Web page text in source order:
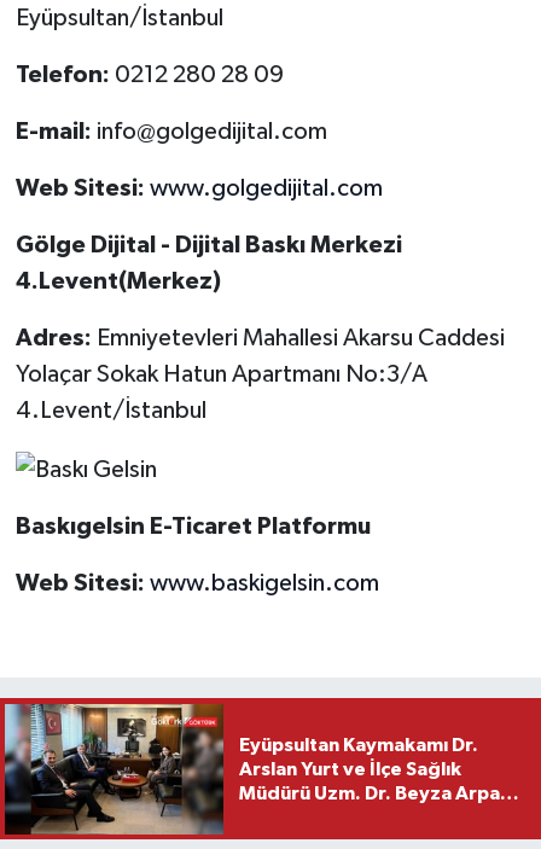
Eyüpsultan/İstanbul
Telefon: 0212 280 28 09
E-mail: info@golgedijital.com
Web Sitesi: www.golgedijital.com
Gölge Dijital - Dijital Baskı Merkezi
4.Levent(Merkez)
Adres: Emniyetevleri Mahallesi Akarsu Caddesi
Yolaçar Sokak Hatun Apartmanı No:3/A
4.Levent/İstanbul
Baskıgelsin E-Ticaret Platformu
Web Sitesi: www.baskigelsin.com
Eyüpsultan Kaymakamı Dr.
Arslan Yurt ve İlçe Sağlık
Müdürü Uzm. Dr. Beyza Arpacı
Ziyareti